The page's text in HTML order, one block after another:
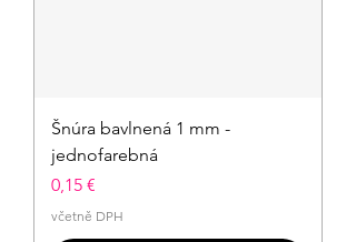
Šnúra bavlnená 1 mm -
jednofarebná
Cena
0,15 €
včetně DPH